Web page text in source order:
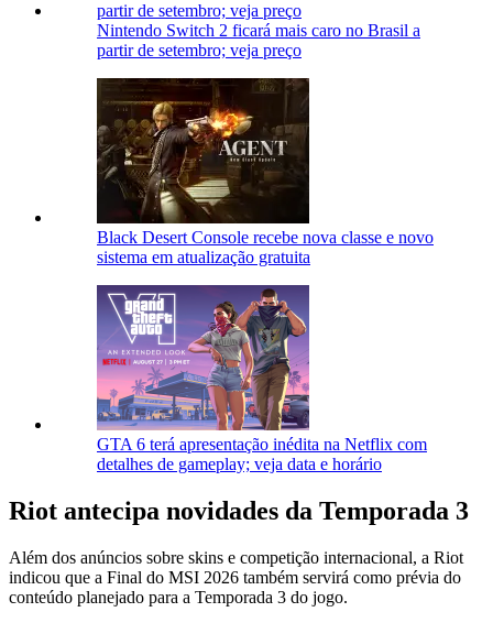
Nintendo Switch 2 ficará mais caro no Brasil a
partir de setembro; veja preço
Black Desert Console recebe nova classe e novo
sistema em atualização gratuita
GTA 6 terá apresentação inédita na Netflix com
detalhes de gameplay; veja data e horário
Riot antecipa novidades da Temporada 3
Além dos anúncios sobre skins e competição internacional, a Riot
indicou que a Final do MSI 2026 também servirá como prévia do
conteúdo planejado para a Temporada 3 do jogo.